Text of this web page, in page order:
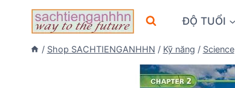
ĐỘ TUỔI
/ Shop SACHTIENGANHHN / Kỹ năng / Science